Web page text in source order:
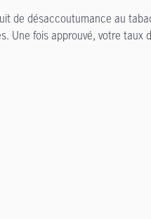
de désaccoutumance au
Une fois approuvé, votre taux